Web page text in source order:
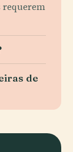
requerem
de